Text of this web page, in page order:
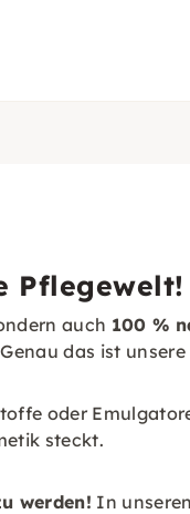
Pflegewelt!
auch 100 %
das ist unsere
oder
steckt.
werden! In unseren